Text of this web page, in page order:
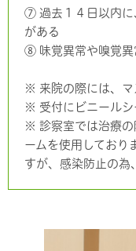
⑦ 過去１４日以内に
がある
⑧ 味覚異常や嗅覚異
※ 来院の際には、マ
※ 受付にビニールシ
※ 診察室では治療の
ームを使用しており
すが、感染防止の為